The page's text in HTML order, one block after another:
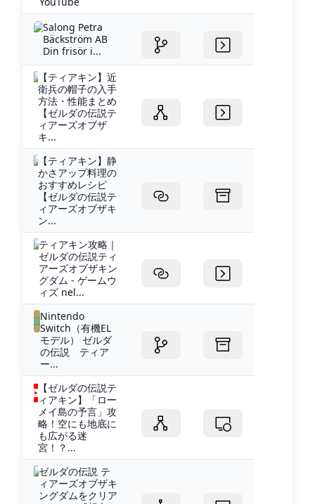
Salong Petra
Bäckström AB
Din frisör i...
【ティアキン】近
衛兵の帽子の入手
方法・性能まとめ
【ゼルダの伝説テ
ィアーズオブザ
キ...
【ティアキン】静
かさアップ料理の
おすすめレシピ
【ゼルダの伝説テ
ィアーズオブザキ
ン...
ティアキン攻略｜
ゼルダの伝説ティ
アーズオブザキン
グダム - ゲームウ
ィズ nel...
Nintendo
Switch（有機EL
モデル） ゼルダ
の伝説 ティア
ー...
【ゼルダの伝説テ
ィアキン】「ロー
メイ島の予言」攻
略！空にも地底に
も広がる迷
宮！？...
ゼルダの伝説 テ
ィアーズオブザキ
ングダムをクリア